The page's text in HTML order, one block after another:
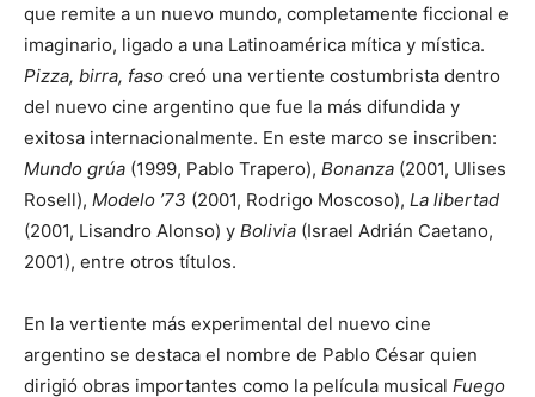
que remite a un nuevo mundo, completamente ficcional e
imaginario, ligado a una Latinoamérica mítica y mística.
Pizza, birra, faso creó una vertiente costumbrista dentro
del nuevo cine argentino que fue la más difundida y
exitosa internacionalmente. En este marco se inscriben:
Mundo grúa (1999, Pablo Trapero), Bonanza (2001, Ulises
Rosell), Modelo ’73 (2001, Rodrigo Moscoso), La libertad
(2001, Lisandro Alonso) y Bolivia (Israel Adrián Caetano,
2001), entre otros títulos.
En la vertiente más experimental del nuevo cine
argentino se destaca el nombre de Pablo César quien
dirigió obras importantes como la película musical Fuego